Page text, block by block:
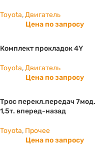
Toyota,Двигатель
Цена по запросу
Комплект прокладок 4Y
Toyota,Двигатель
Цена по запросу
Трос перекл.передач 7мод.
1,5т. вперед-назад
Toyota, Прочее
Цена по запросу